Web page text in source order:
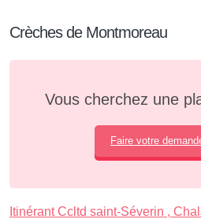
Crèches de Montmoreau
Vous cherchez une
Faire votre
Itinérant Ccltd saint-Séverin ,